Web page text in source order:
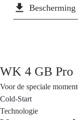
look, afkomstig
moderne
file_download Bescherming
WK 4 GB Pro
Voor de speciale
Cold-Start
Technologie